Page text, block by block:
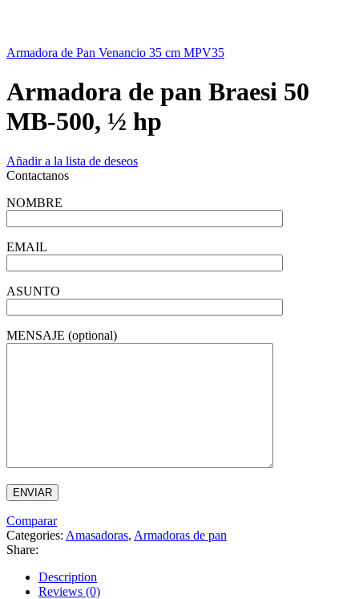
Armadora de Pan Venancio 35 cm MPV35
Armadora de pan Braesi 50
MB-500, ½ hp
Añadir a la lista de deseos
Contactanos
NOMBRE
EMAIL
ASUNTO
MENSAJE (optional)
Comparar
Categories: Amasadoras, Armadoras de pan
Share:
Description
Reviews (0)